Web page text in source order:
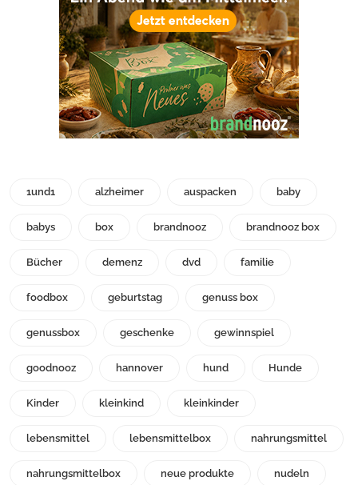
1und1 alzheimer auspacken baby
babys box brandnooz brandnooz box
Bücher demenz dvd familie
foodbox geburtstag genuss box
genussbox geschenke gewinnspiel
goodnooz hannover hund Hunde
Kinder kleinkind kleinkinder
lebensmittel lebensmittelbox nahrungsmittel
nahrungsmittelbox neue produkte nudeln